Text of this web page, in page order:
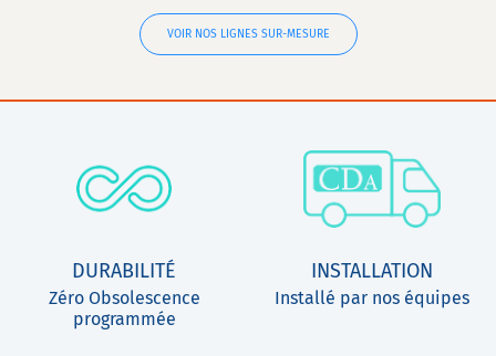
VOIR NOS LIGNES SUR-MESURE
DURABILITÉ
Zéro Obsolescence
programmée
INSTALLATION
Installé par nos équipes